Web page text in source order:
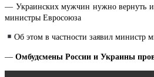
— Украинских мужчин нужно вернуть
министры Евросоюза
Об этом в частности заявил
— Омбудсмены России и Украины